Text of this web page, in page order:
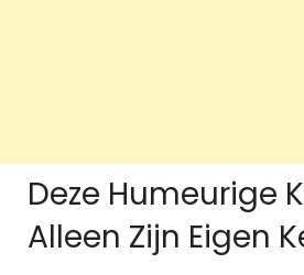
Deze Humeurige
Alleen Zijn Eigen